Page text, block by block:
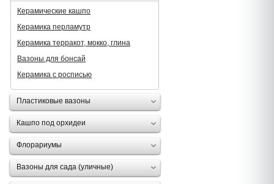
Керамические кашпо
Керамика перламутр
Керамика терракот, мокко, глина
Вазоны для бонсай
Керамика с росписью
Пластиковые вазоны
Кашпо под орхидеи
Флорариумы
Вазоны для сада (уличные)